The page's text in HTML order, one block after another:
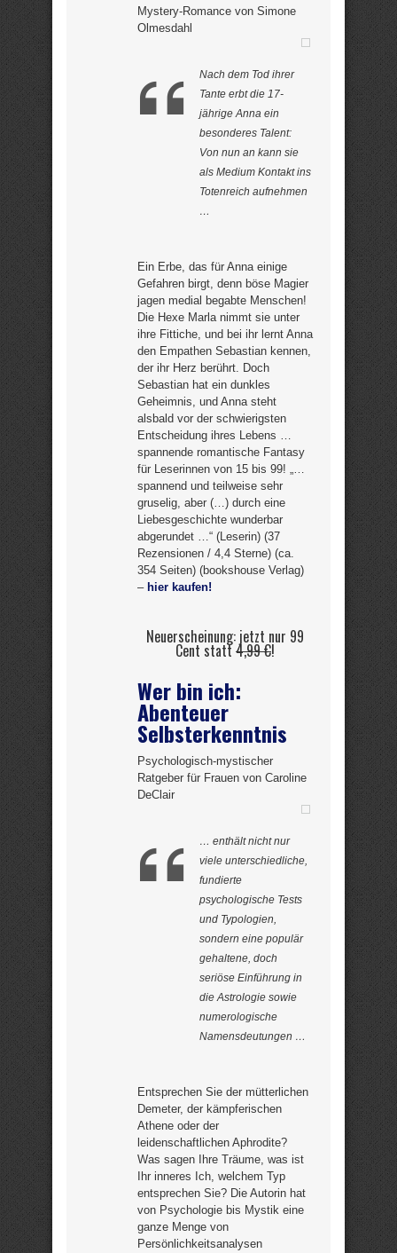
Mystery-Romance von Simone
Olmesdahl
Nach dem Tod ihrer
Tante erbt die 17-
jährige Anna ein
besonderes Talent:
Von nun an kann sie
als Medium Kontakt ins
Totenreich aufnehmen
…
Ein Erbe, das für Anna einige
Gefahren birgt, denn böse Magier
jagen medial begabte Menschen!
Die Hexe Marla nimmt sie unter
ihre Fittiche, und bei ihr lernt Anna
den Empathen Sebastian kennen,
der ihr Herz berührt. Doch
Sebastian hat ein dunkles
Geheimnis, und Anna steht
alsbald vor der schwierigsten
Entscheidung ihres Lebens …
spannende romantische Fantasy
für Leserinnen von 15 bis 99! „…
spannend und teilweise sehr
gruselig, aber (…) durch eine
Liebesgeschichte wunderbar
abgerundet …“ (Leserin) (37
Rezensionen / 4,4 Sterne) (ca.
354 Seiten) (bookshouse Verlag)
– hier kaufen!
Neuerscheinung: jetzt nur 99
Cent statt4,99 €!
Wer bin ich:
Abenteuer
Selbsterkenntnis
Psychologisch-mystischer
Ratgeber für Frauen von Caroline
DeClair
… enthält nicht nur
viele unterschiedliche,
fundierte
psychologische Tests
und Typologien,
sondern eine populär
gehaltene, doch
seriöse Einführung in
die Astrologie sowie
numerologische
Namensdeutungen …
Entsprechen Sie der mütterlichen
Demeter, der kämpferischen
Athene oder der
leidenschaftlichen Aphrodite?
Was sagen Ihre Träume, was ist
Ihr inneres Ich, welchem Typ
entsprechen Sie? Die Autorin hat
von Psychologie bis Mystik eine
ganze Menge von
Persönlichkeitsanalysen